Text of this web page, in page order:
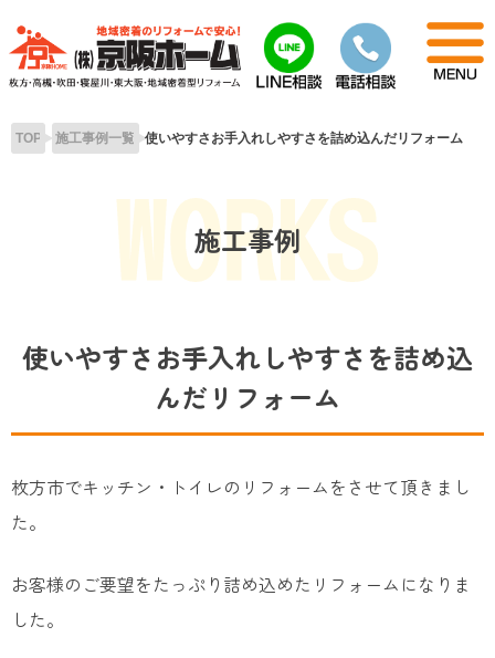
content
TOP 施工事例一覧 使いやすさお手入れしやすさを詰め込んだリフォーム
施工事例
使いやすさお手入れしやすさを詰め込
んだリフォーム
枚方市でキッチン・トイレのリフォームをさせて頂きまし
た。
お客様のご要望をたっぷり詰め込めたリフォームになりま
した。